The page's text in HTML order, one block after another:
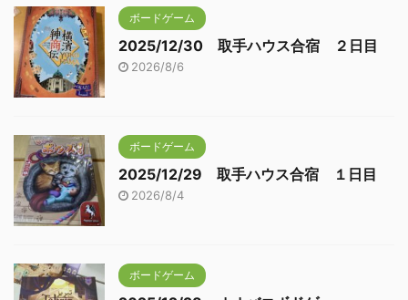
ボードゲーム
2025/12/30 取手ハウス合宿 ２日目
2026/8/6
ボードゲーム
2025/12/29 取手ハウス合宿 １日目
2026/8/4
ボードゲーム